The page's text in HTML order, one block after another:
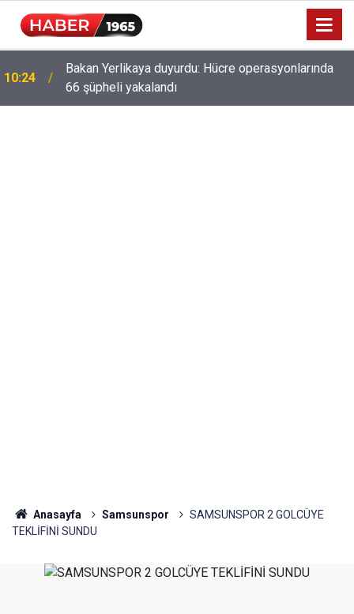
10:24
Bakan Yerlikaya duyurdu: Hücre operasyonlarında
66 şüpheli yakalandı
Anasayfa Samsunspor
SAMSUNSPOR 2 GOLCÜYE
TEKLİFİNİ SUNDU